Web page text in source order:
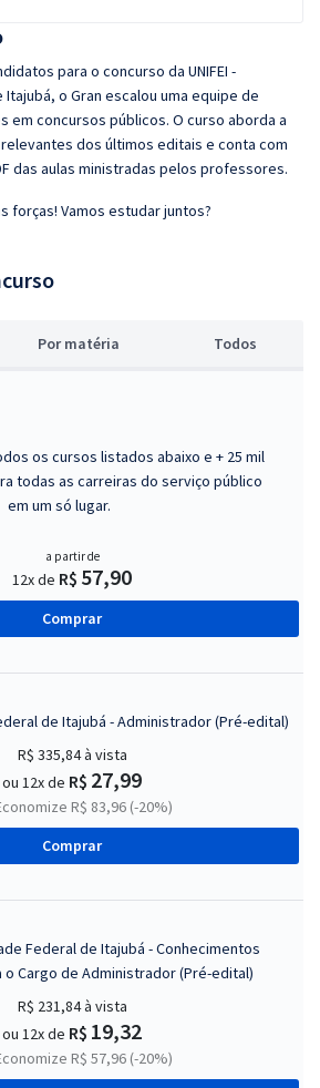
para o concurso da UNIFEI -
o Gran escalou uma equipe de
concursos públicos. O curso aborda a
dos últimos editais e conta com
das aulas ministradas pelos professores.
forças! Vamos estudar juntos?
Por matéria Todos
os cursos listados abaixo e + 25 mil
todas as carreiras do serviço público
em um só lugar.
a partir de
12x de R$ 57,90
Comprar
de Itajubá - Administrador (Pré-edital)
R$ 335,84à vista
ou 12x de R$ 27,99
R$ 83,96 (-20%)
Comprar
Federal de Itajubá - Conhecimentos
Cargo de Administrador (Pré-edital)
R$ 231,84à vista
ou 12x de R$ 19,32
R$ 57,96 (-20%)